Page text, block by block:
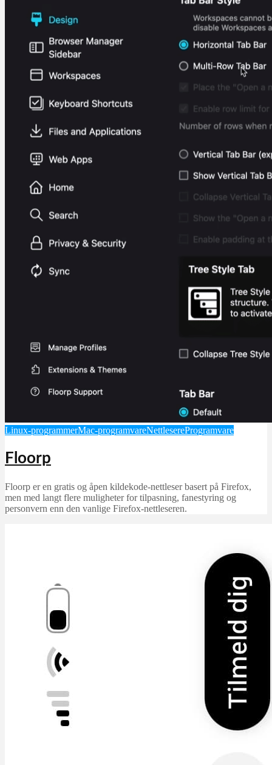
Linux-programmerMac-programvareNettlesereProgramvare
Floorp
Floorp er en gratis og åpen kildekode-nettleser basert på Firefox,
men med langt flere muligheter for tilpasning, fanestyring og
personvern enn den vanlige Firefox-nettleseren.